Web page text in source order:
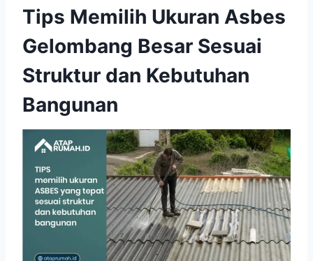
Tips Memilih Ukuran Asbes
Gelombang Besar Sesuai
Struktur dan Kebutuhan
Bangunan